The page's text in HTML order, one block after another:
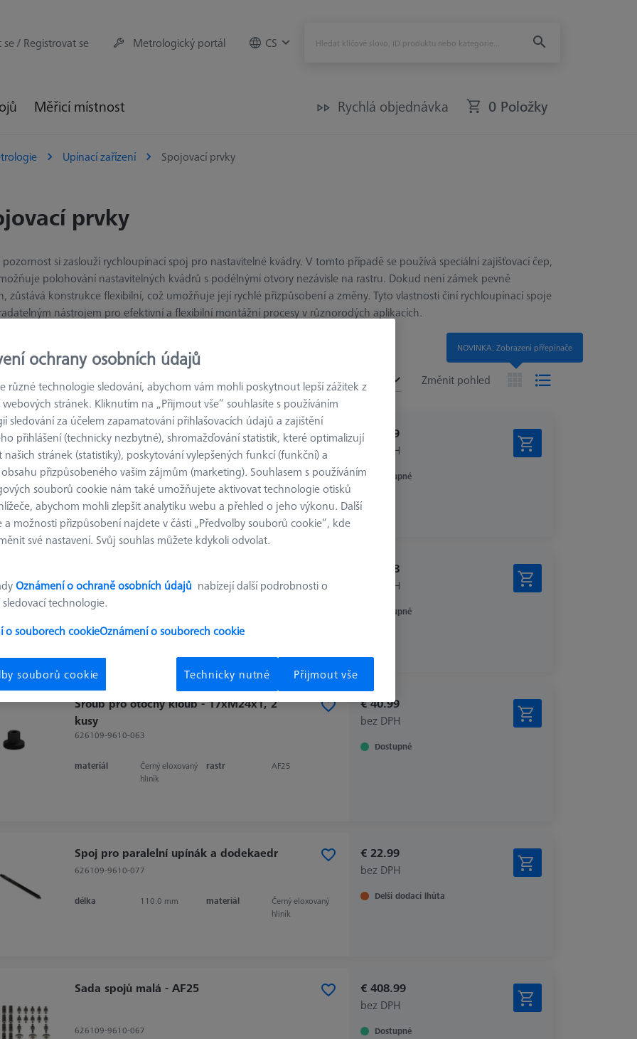
se / Registrovat se Metrologický portál CS
Měřicí místnost Rychlá objednávka 0 Položky
Upínací zařízení Spojovací prvky
prvky
pozornost si zaslouží rychloupínací spoj pro nastavitelné kvádry. V tomto případě se používá speciální zajišťovací čep,
polohování nastavitelných kvádrů s podélnými otvory nezávisle na rastru. Dokud není zámek pevně
zůstává konstrukce flexibilní, což umožňuje její rychlé přizpůsobení a změny. Tyto vlastnosti činí rychloupínací spoje
nástrojem pro efektivní a flexibilní montážní procesy v různorodých aplikacích.
Změnit pohled
Doporučeno
Spoj pro otočný kloub - Ø12, 2 kusy
626109-9610-062
Černý eloxovaný
hliník
€ 34.99
bez DPH
Dostupné
626109-9610-078
hliník
€ 36.98
bez DPH
Dostupné
Šroub pro otočný kloub - 17xM24x1, 2
kusy
626109-9610-063
materiál
Černý eloxovaný
hliník
rastr AF25
€ 40.99
bez DPH
Dostupné
Spoj pro paralelní upínák a dodekaedr
626109-9610-077
délka 110.0 mm materiál
Černý eloxovaný
hliník
€ 22.99
bez DPH
Delší dodací lhůta
Sada spojů malá - AF25
626109-9610-067
€ 408.99
bez DPH
Dostupné
NOVINKA: Zobrazení přřepínače
ochrany osobních údajů
různé technologie sledování, abychom vám mohli poskytnout lepší zážitek z
stránek. Kliknutím na „Přijmout vše“ souhlasíte s používáním
sledování za účelem zapamatování přihlašovacích údajů a zajištění
přihlášení (technicky nezbytné), shromažďování statistik, které optimalizují
stránek (statistiky), poskytování vylepšených funkcí (funkční) a
přizpůsobeného vašim zájmům (marketing). Souhlasem s používáním
souborů cookie nám také umožňujete aktivovat technologie otisků
abychom mohli zlepšit analytiku webu a přehled o jeho výkonu. Další
a možnosti přizpůsobení najdete v části „Předvolby souborů cookie“, kde
své nastavení. Svůj souhlas můžete kdykoli odvolat.
Oznámení o ochraně osobních údajů nabízejí další podrobnosti o
technologie.
o souborech cookieOznámení o souborech cookie
souborů cookie Technicky nutné Přijmout vše